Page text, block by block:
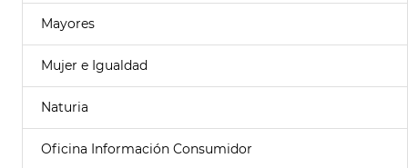
Mayores
Mujer e Igualdad
Naturia
Oficina Información Consumidor